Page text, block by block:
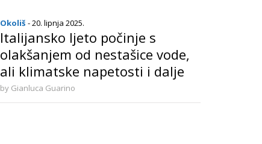
Okoliš - 20. lipnja 2025.
Italijansko ljeto počinje s
olakšanjem od nestašice vode,
ali klimatske napetosti i dalje
postoje
by Gianluca Guarino